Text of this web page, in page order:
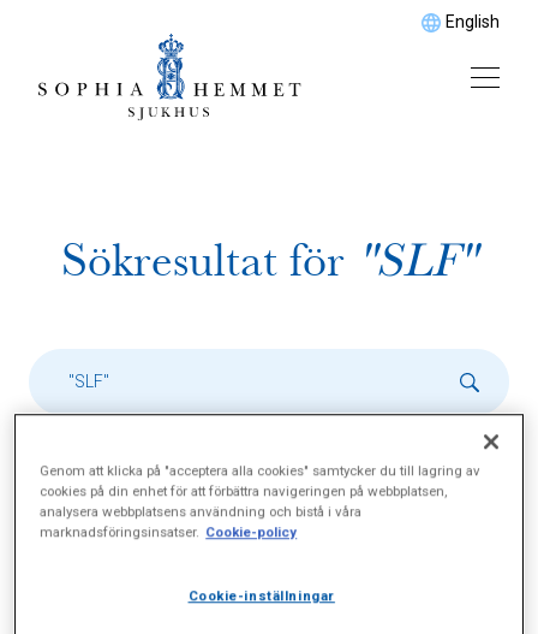
English
Sökresultat för "SLF"
Alla (3) Vårdgivare (1)
Press (0) Sophianytt (0)
Genom att klicka på "acceptera alla cookies" samtycker du till lagring av
cookies på din enhet för att förbättra navigeringen på webbplatsen,
analysera webbplatsens användning och bistå i våra
marknadsföringsinsatser. Cookie-policy
Cookie-inställningar